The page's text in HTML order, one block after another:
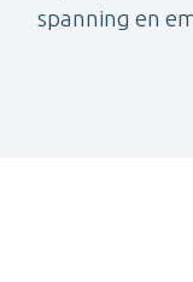
spanning en